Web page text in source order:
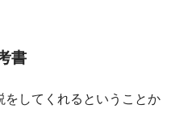
書
してくれるということか